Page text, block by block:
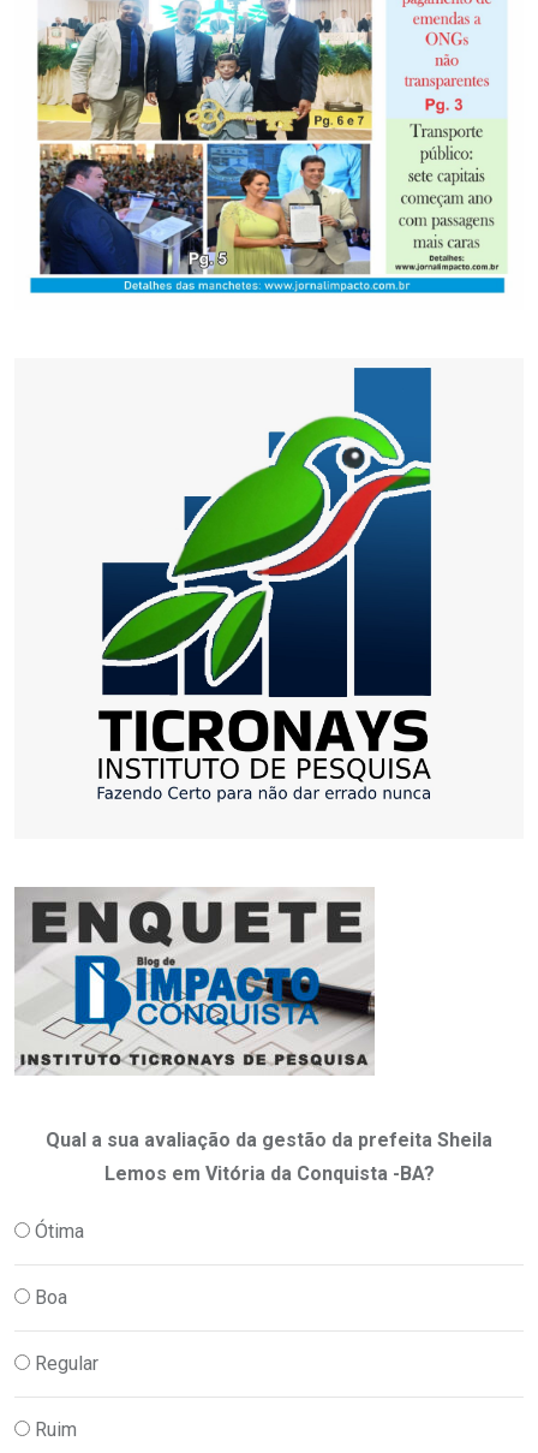
Qual a sua avaliação da gestão da prefeita Sheila
Lemos em Vitória da Conquista -BA?
Ótima
Boa
Regular
Ruim